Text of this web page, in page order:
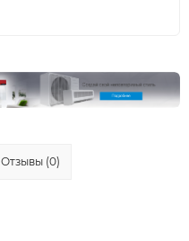
Отзывы (0)